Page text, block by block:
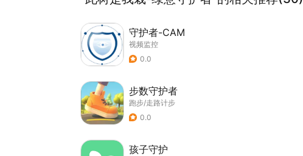
守护者-CAM
视频监控
0.0
步数守护者
跑步/走路计步
0.0
孩子守护